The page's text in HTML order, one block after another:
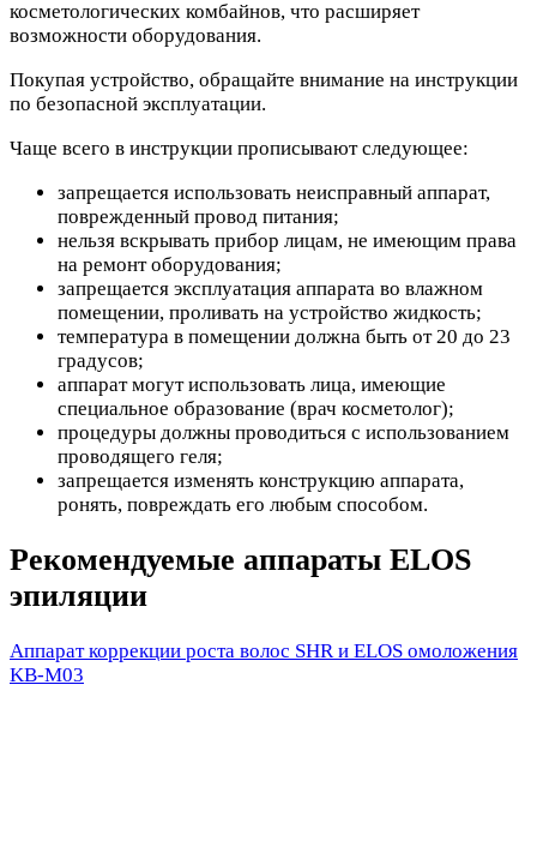
косметологических комбайнов, что расширяет
возможности оборудования.
Покупая устройство, обращайте внимание на инструкции
по безопасной эксплуатации.
Чаще всего в инструкции прописывают следующее:
запрещается использовать неисправный аппарат,
поврежденный провод питания;
нельзя вскрывать прибор лицам, не имеющим права
на ремонт оборудования;
запрещается эксплуатация аппарата во влажном
помещении, проливать на устройство жидкость;
температура в помещении должна быть от 20 до 23
градусов;
аппарат могут использовать лица, имеющие
специальное образование (врач косметолог);
процедуры должны проводиться с использованием
проводящего геля;
запрещается изменять конструкцию аппарата,
ронять, повреждать его любым способом.
Рекомендуемые аппараты ELOS
эпиляции
Аппарат коррекции роста волос SHR и ELOS омоложения
KB-M03